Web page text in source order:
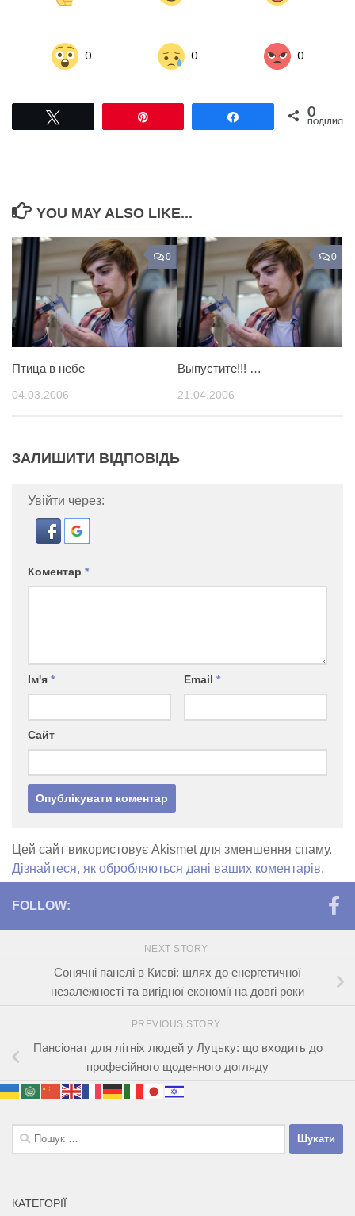
0 0 0
Поділитися0
ПОДІЛИСЬ
YOU MAY ALSO LIKE...
0
Птица в небе
04.03.2006
0
Выпустите!!! …
21.04.2006
ЗАЛИШИТИ ВІДПОВІДЬ
Увійти через:
Коментар *
Ім'я * Email *
Сайт
Цей сайт використовує Akismet для зменшення спаму.
Дізнайтеся, як обробляються дані ваших коментарів.
FOLLOW:
NEXT STORY
Сонячні панелі в Києві: шлях до енергетичної
незалежності та вигідної економії на довгі роки
PREVIOUS STORY
Пансіонат для літніх людей у Луцьку: що входить до
професійного щоденного догляду
Пошук:
КАТЕГОРІЇ